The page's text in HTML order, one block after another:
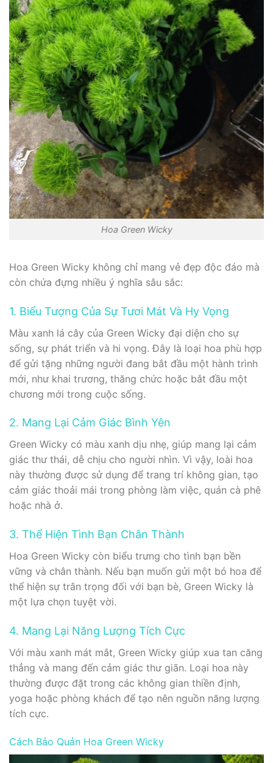
Hoa Green Wicky
Hoa Green Wicky không chỉ mang vẻ đẹp độc đáo mà
còn chứa đựng nhiều ý nghĩa sâu sắc:
1. Biểu Tượng Của Sự Tươi Mát Và Hy Vọng
Màu xanh lá cây của Green Wicky đại diện cho sự
sống, sự phát triển và hi vọng. Đây là loại hoa phù hợp
để gửi tặng những người đang bắt đầu một hành trình
mới, như khai trương, thăng chức hoặc bắt đầu một
chương mới trong cuộc sống.
2. Mang Lại Cảm Giác Bình Yên
Green Wicky có màu xanh dịu nhẹ, giúp mang lại cảm
giác thư thái, dễ chịu cho người nhìn. Vì vậy, loài hoa
này thường được sử dụng để trang trí không gian, tạo
cảm giác thoải mái trong phòng làm việc, quán cà phê
hoặc nhà ở.
3. Thể Hiện Tình Bạn Chân Thành
Hoa Green Wicky còn biểu trưng cho tình bạn bền
vững và chân thành. Nếu bạn muốn gửi một bó hoa để
thể hiện sự trân trọng đối với bạn bè, Green Wicky là
một lựa chọn tuyệt vời.
4. Mang Lại Năng Lượng Tích Cực
Với màu xanh mát mắt, Green Wicky giúp xua tan căng
thẳng và mang đến cảm giác thư giãn. Loại hoa này
thường được đặt trong các không gian thiền định,
yoga hoặc phòng khách để tạo nên nguồn năng lượng
tích cực.
Cách Bảo Quản Hoa Green Wicky